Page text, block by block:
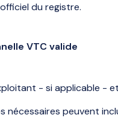
du registre.
VTC valide
- si applicable -
nécessaires peuvent